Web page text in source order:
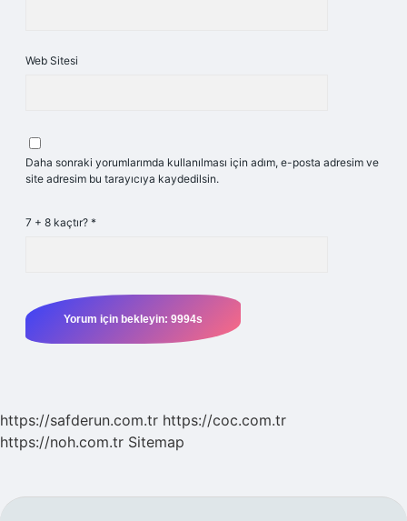
Web Sitesi
Daha sonraki yorumlarımda kullanılması için adım, e-posta adresim ve
site adresim bu tarayıcıya kaydedilsin.
7 + 8 kaçtır? *
https://safderun.com.tr https://coc.com.tr
https://noh.com.tr Sitemap